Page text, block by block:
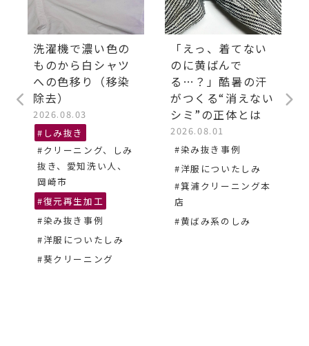
洗濯機で濃い色の
ものから白シャツ
への色移り（移染
除去）
2026.08.03
#しみ抜き
#クリーニング、しみ
抜き、愛知洗い人、
岡崎市
#復元再生加工
#染み抜き事例
#洋服についたしみ
#葵クリーニング
「えっ、着てない
のに黄ばんで
る…？」酷暑の汗
がつくる“消えない
シミ”の正体とは
2026.08.01
#染み抜き事例
#洋服についたしみ
#箕浦クリーニング本
店
#黄ばみ系のしみ